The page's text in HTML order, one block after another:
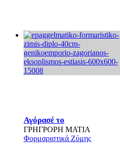
Αγόρασέ το
ΓΡΗΓΡΟΡΗ ΜΑΤΙΑ
Φορμαριστικά Ζύμης